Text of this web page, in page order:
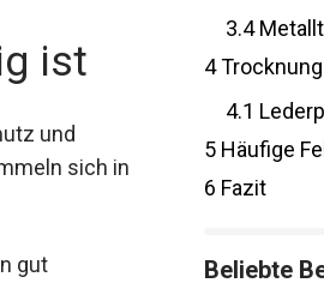
ist
und
sich
gut
3.2
3.3
4.1
Fazit